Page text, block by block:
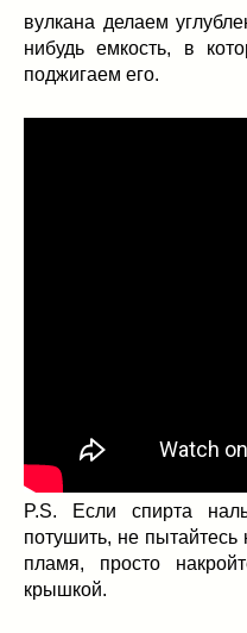
вулкана делаем
нибудь емкость, в
поджигаем его.
P.S. Если спирта
потушить, не пытайтесь
пламя, просто
крышкой.